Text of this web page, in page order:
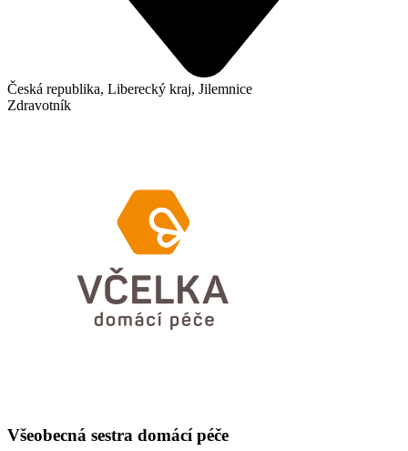
Česká republika, Liberecký kraj, Jilemnice
Zdravotník
Všeobecná sestra domácí péče